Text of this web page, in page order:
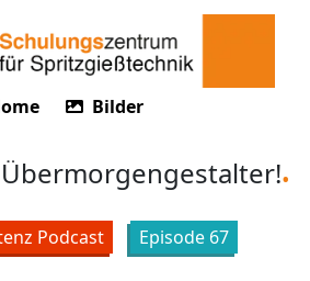
Bilder
Podcast Episode 67